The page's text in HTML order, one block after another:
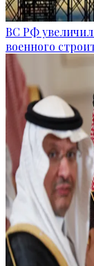
ВС РФ
военного